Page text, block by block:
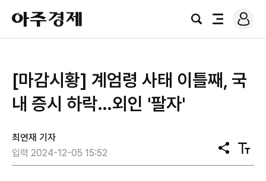
아
주
경
검
전
로
그
[마감시황] 계엄령 사태 이틀째, 국
내 증시 하락…외인 '팔자'
최연재 기자
입력 2024-12-05 15:52
공
유
텍
스